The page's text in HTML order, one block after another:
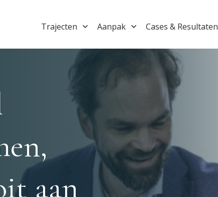
Trajecten Aanpak Cases & Resultaten
aan